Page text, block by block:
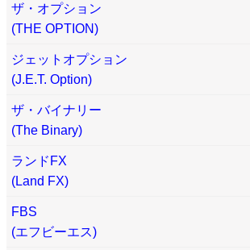
ザ・オプション
(THE OPTION)
ジェットオプション
(J.E.T. Option)
ザ・バイナリー
(The Binary)
ランドFX
(Land FX)
FBS
(エフビーエス)